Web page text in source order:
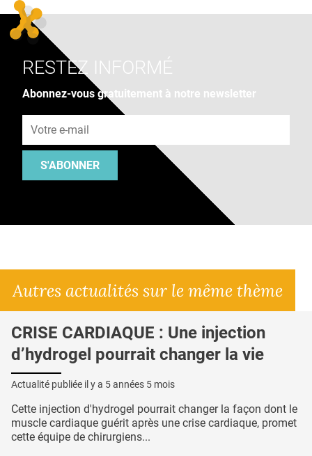
RESTEZ INFORMÉ
Abonnez-vous gratuitement à notre newsletter
S'ABONNER
Autres actualités sur le même thème
CRISE CARDIAQUE : Une injection
d’hydrogel pourrait changer la vie
Actualité publiée il y a 5 années 5 mois
Cette injection d'hydrogel pourrait changer la façon dont le
muscle cardiaque guérit après une crise cardiaque, promet
cette équipe de chirurgiens...